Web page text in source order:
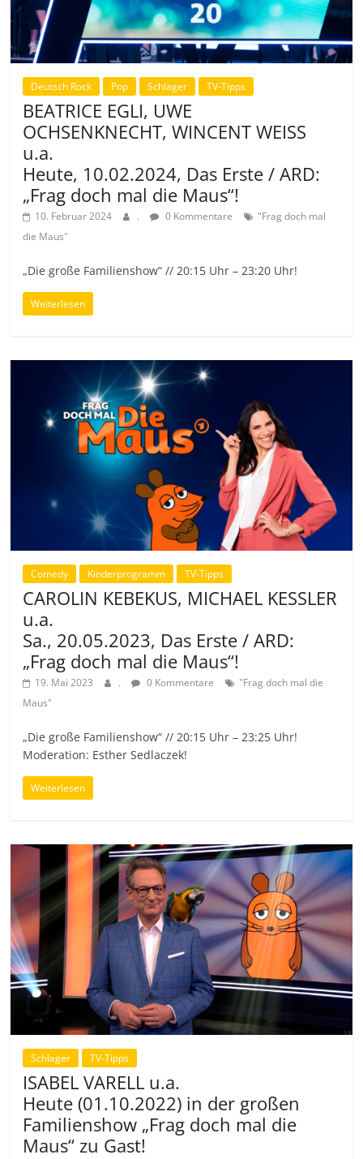
Deutsch Rock Pop Schlager TV-Tipps
BEATRICE EGLI, UWE
OCHSENKNECHT, WINCENT WEISS
u.a.
Heute, 10.02.2024, Das Erste / ARD:
„Frag doch mal die Maus“!
10. Februar 2024 . 0 Kommentare
"Frag doch mal
die Maus"
„Die große Familienshow“ // 20:15 Uhr – 23:20 Uhr!
Weiterlesen
Comedy Kinderprogramm TV-Tipps
CAROLIN KEBEKUS, MICHAEL KESSLER
u.a.
Sa., 20.05.2023, Das Erste / ARD:
„Frag doch mal die Maus“!
19. Mai 2023 . 0 Kommentare
"Frag doch mal die
Maus"
„Die große Familienshow“ // 20:15 Uhr – 23:25 Uhr!
Moderation: Esther Sedlaczek!
Weiterlesen
Schlager TV-Tipps
ISABEL VARELL u.a.
Heute (01.10.2022) in der großen
Familienshow „Frag doch mal die
Maus“ zu Gast!